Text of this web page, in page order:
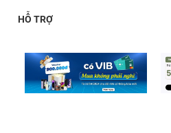
HỖ TRỢ